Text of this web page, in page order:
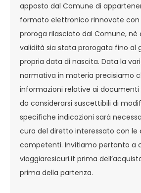
apposto dal Comune di
formato elettronico rinnovate con
proroga rilasciato dal Comune, nè
validità sia stata prorogata fino al
propria data di nascita. Data la
normativa in materia precisiamo
informazioni relative ai documenti
da considerarsi suscettibili di
specifiche indicazioni sarà
cura del diretto interessato con le
competenti. Invitiamo pertanto a
viaggiaresicuri.it prima
prima della partenza.